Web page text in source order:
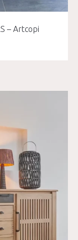
– Artcopi